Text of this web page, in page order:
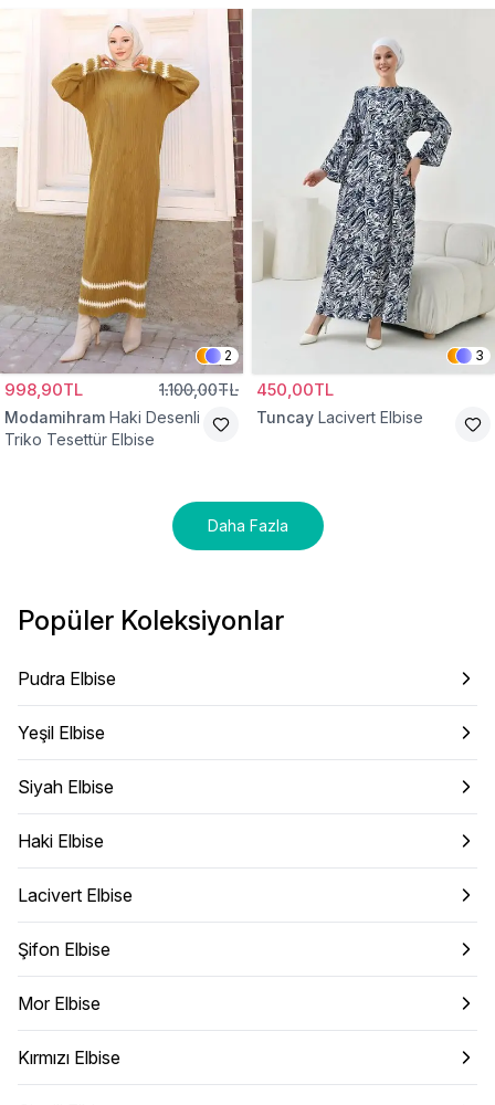
2
998,90TL 1.100,00TL
Modamihram Haki Desenli
Triko Tesettür Elbise
3
450,00TL
Tuncay Lacivert Elbise
Daha Fazla
Popüler Koleksiyonlar
Pudra Elbise
Yeşil Elbise
Siyah Elbise
Haki Elbise
Lacivert Elbise
Şifon Elbise
Mor Elbise
Kırmızı Elbise